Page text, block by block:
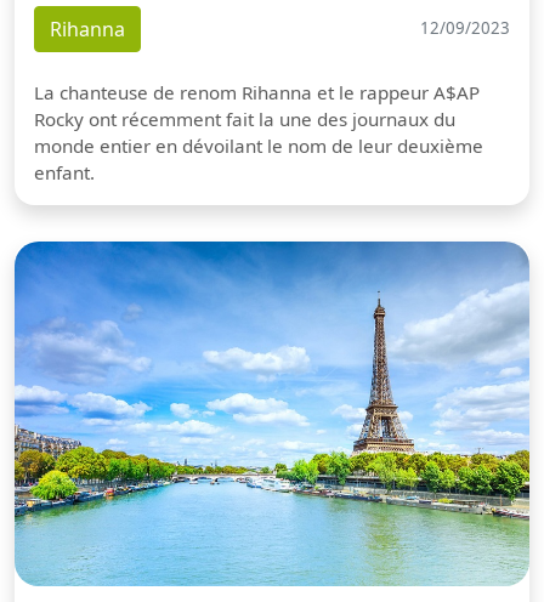
Rihanna 12/09/2023
La chanteuse de renom Rihanna et le rappeur A$AP
Rocky ont récemment fait la une des journaux du
monde entier en dévoilant le nom de leur deuxième
enfant.